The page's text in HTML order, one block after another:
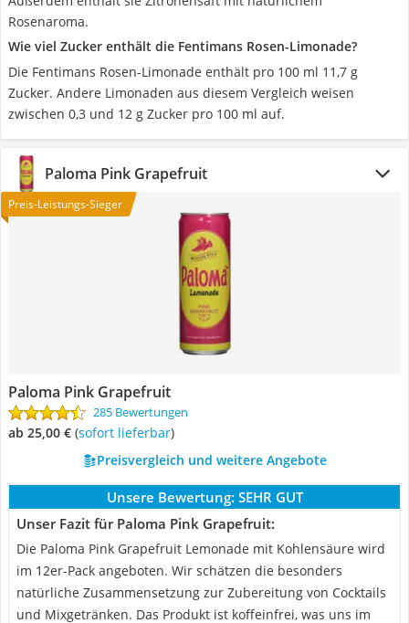
Rosenaroma.
Wie viel Zucker enthält die Fentimans Rosen-Limonade?
Die Fentimans Rosen-Limonade enthält pro 100 ml 11,7 g
Zucker. Andere Limonaden aus diesem Vergleich weisen
zwischen 0,3 und 12 g Zucker pro 100 ml auf.
Paloma Pink Grapefruit
Preis-Leistungs-Sieger
Paloma Pink Grapefruit
285 Bewertungen
ab 25,00 € ( Sofort lieferbar)
Preisvergleich und weitere Angebote
Unsere Bewertung: SEHR GUT
Unser Fazit für Paloma Pink Grapefruit:
Die Paloma Pink Grapefruit Lemonade mit Kohlensäure wird
im 12er-Pack angeboten. Wir schätzen die besonders
natürliche Zusammensetzung zur Zubereitung von Cocktails
und Mixgetränken. Das Produkt ist koffeinfrei, was uns im